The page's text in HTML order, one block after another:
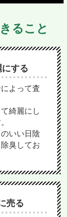
ること
する
よって査
綺麗にし
いい日陰
臭してお
売る